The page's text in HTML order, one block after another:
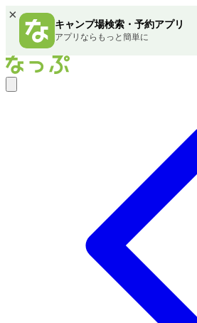
×
キャンプ場検索・予約アプリ
アプリならもっと簡単に